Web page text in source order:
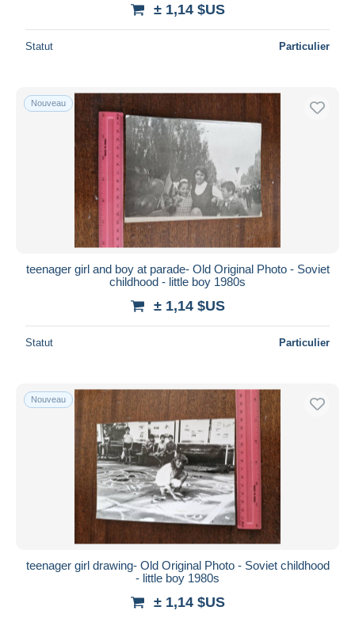
± 1,14 $US
Statut Particulier
Nouveau
teenager girl and boy at parade- Old Original Photo - Soviet
childhood - little boy 1980s
± 1,14 $US
Statut Particulier
Nouveau
teenager girl drawing- Old Original Photo - Soviet childhood
- little boy 1980s
± 1,14 $US